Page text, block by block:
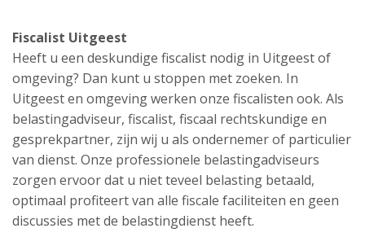
Fiscalist Uitgeest
Heeft u een deskundige fiscalist nodig in Uitgeest of
omgeving? Dan kunt u stoppen met zoeken. In
Uitgeest en omgeving werken onze fiscalisten ook. Als
belastingadviseur, fiscalist, fiscaal rechtskundige en
gesprekpartner, zijn wij u als ondernemer of particulier
van dienst. Onze professionele belastingadviseurs
zorgen ervoor dat u niet teveel belasting betaald,
optimaal profiteert van alle fiscale faciliteiten en geen
discussies met de belastingdienst heeft.